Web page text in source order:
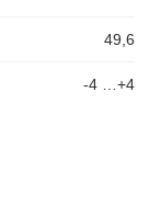
49,6
-4 …+4